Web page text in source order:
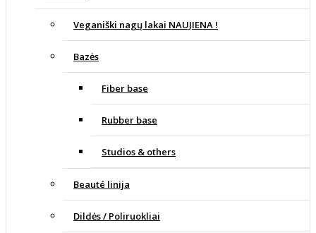
Veganiški nagų lakai NAUJIENA !
Bazės
Fiber base
Rubber base
Studios & others
Beauté linija
Dildės / Poliruokliai